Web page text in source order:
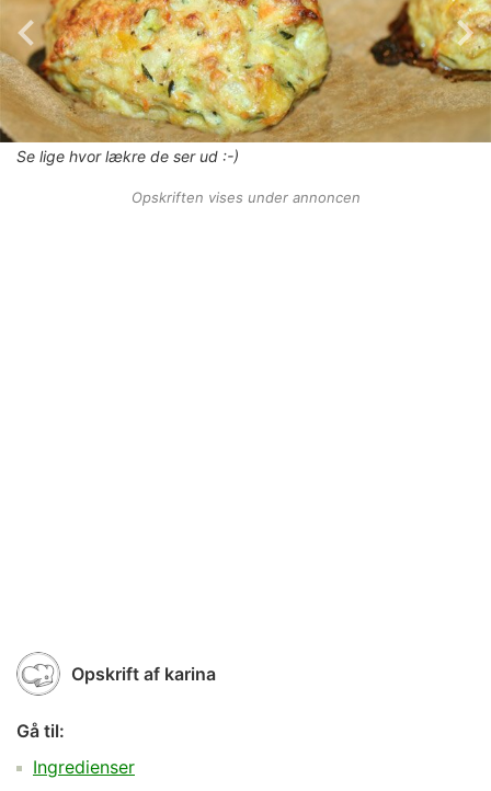
Se lige hvor lækre de ser ud :-)
Opskriften vises under annoncen
Opskrift af karina
Gå til:
Ingredienser